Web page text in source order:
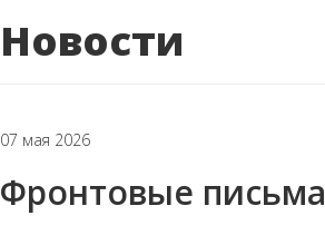
Новости
07 мая 2026
Фронтовые письма